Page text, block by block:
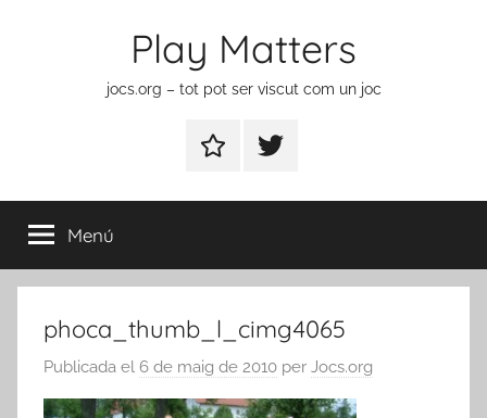
Play Matters
jocs.org – tot pot ser viscut com un joc
ContactarElement
menú
Menú
phoca_thumb_l_cimg4065
Publicada el 6 de maig de 2010 per Jocs.org